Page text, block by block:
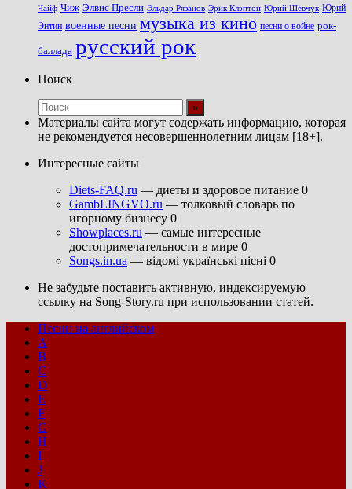
Чайф Чиж Элвис Пресли Эльдар Рязанов Эрик Клэптон Юрий Шевчук Юрий
Энтин военные песни музыка из кино песни о войне рок-
баллада русский рок
Поиск
Материалы сайта могут содержать информацию, которая
не рекомендуется несовершеннолетним лицам [18+].
Интересные сайты
Diets-FAQ.ru — диеты и здоровое питание 0
GambLINGVO.ru — толковый словарь по
игорному бизнесу 0
Showplaces.ru — самые интересные
достопримечательности в мире 0
Songs.in.ua — відомі українські пісні 0
Не забудьте поставить активную, индексируемую
ссылку на Song-Story.ru при использовании статей.
Песни на английском
A
B
C
D
E
F
G
H
I
J
K